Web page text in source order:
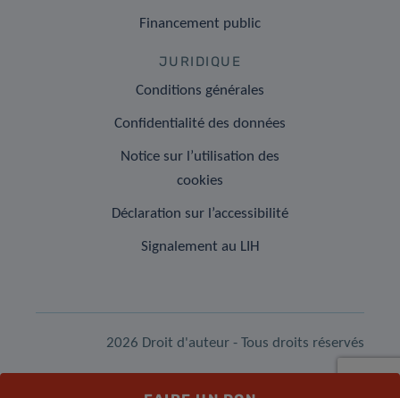
Financement public
JURIDIQUE
Conditions générales
Confidentialité des données
Notice sur l’utilisation des
cookies
Déclaration sur l’accessibilité
Signalement au LIH
2026 Droit d'auteur - Tous droits réservés